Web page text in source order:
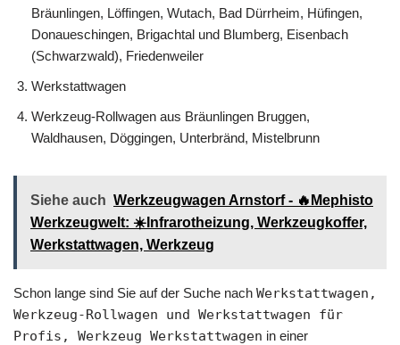
Bräunlingen, Löffingen, Wutach, Bad Dürrheim, Hüfingen,
Donaueschingen, Brigachtal und Blumberg, Eisenbach
(Schwarzwald), Friedenweiler
Werkstattwagen
Werkzeug-Rollwagen aus Bräunlingen Bruggen,
Waldhausen, Döggingen, Unterbränd, Mistelbrunn
Siehe auch Werkzeugwagen Arnstorf - 🔥Mephisto
Werkzeugwelt: ☀️Infrarotheizung, Werkzeugkoffer,
Werkstattwagen, Werkzeug
Schon lange sind Sie auf der Suche nach Werkstattwagen,
Werkzeug-Rollwagen und Werkstattwagen für
Profis, Werkzeug Werkstattwagen in einer